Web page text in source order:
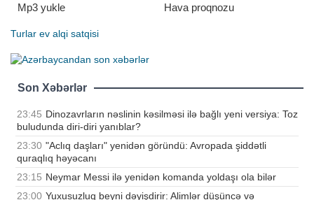
Mp3 yukle
Hava proqnozu
Turlar ev alqi satqisi
Son Xəbərlər
23:45 Dinozavrların nəslinin kəsilməsi ilə bağlı yeni versiya: Toz
buludunda diri-diri yanıblar?
23:30 "Aclıq daşları" yenidən göründü: Avropada şiddətli
quraqlıq həyəcanı
23:15 Neymar Messi ilə yenidən komanda yoldaşı ola bilər
23:00 Yuxusuzluq beyni dəyişdirir: Alimlər düşüncə və